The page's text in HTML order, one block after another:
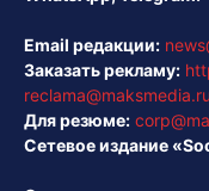
Email редакции:
Заказать рекламу:
reclama@maksmedia.ru
Для резюме:
Сетевое издание